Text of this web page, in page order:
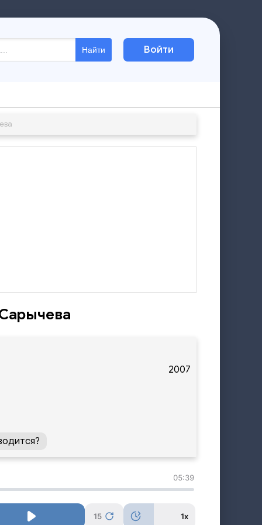
Найти Войти
2007
05:39
15 1x